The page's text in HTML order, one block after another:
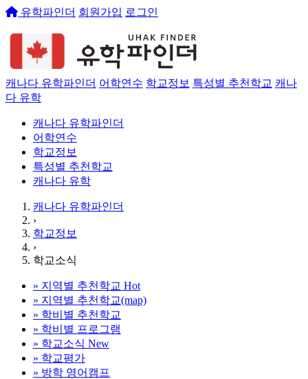
유학파인더 회원가입 로그인
캐나다 유학파인더 어학연수 학교정보 특성별 추천학교 캐나
다 유학
캐나다 유학파인더
어학연수
학교정보
특성별 추천학교
캐나다 유학
캐나다 유학파인더
›
학교정보
›
학교소식
» 지역별 추천학교 Hot
» 지역별 추천학교(map)
» 학비별 추천학교
» 학비별 프로그램
» 학교소식 New
» 학교평가
» 방학 영어캠프